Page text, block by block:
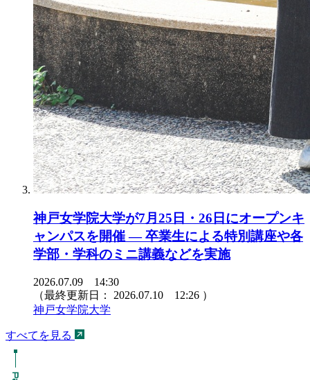
神戸女学院大学が7月25日・26日にオープンキ
ャンパスを開催 ― 卒業生による特別講座や各
学部・学科のミニ講義などを実施
2026.07.09 14:30
（最終更新日： 2026.07.10 12:26 ）
神戸女学院大学
すべてを見る